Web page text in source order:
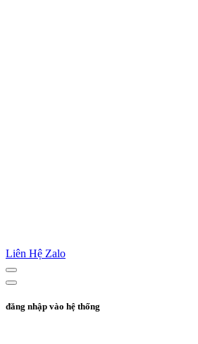
Liên Hệ Zalo
đăng nhập vào hệ thống